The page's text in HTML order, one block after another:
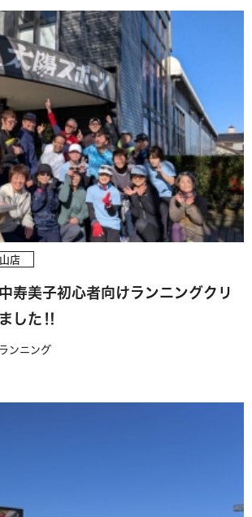
店
寿美子初心者向けランニングクリ
した‼
ンニング